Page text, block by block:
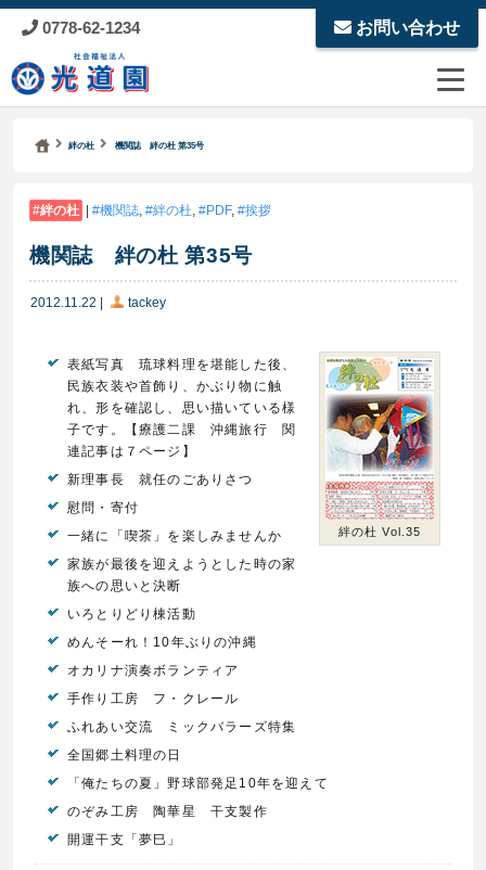
0778-62-1234 お問い合わせ
社会福祉法人 光道園
絆の杜 機関誌 絆の杜 第35号
絆の杜 機関誌, 絆の杜, PDF, 挨拶
機関誌 絆の杜 第35号
2012.11.22 tackey
絆の杜 Vol.35
表紙写真 琉球料理を堪能した後、
民族衣装や首飾り、かぶり物に触
れ、形を確認し、思い描いている様
子です。【療護二課 沖縄旅行 関
連記事は７ページ】
新理事長 就任のごありさつ
慰問・寄付
一緒に「喫茶」を楽しみませんか
家族が最後を迎えようとした時の家
族への思いと決断
いろとりどり棟活動
めんそーれ！10年ぶりの沖縄
オカリナ演奏ボランティア
手作り工房 フ・クレール
ふれあい交流 ミックバラーズ特集
全国郷土料理の日
「俺たちの夏」野球部発足10年を迎えて
のぞみ工房 陶華星 干支製作
開運干支「夢巳」